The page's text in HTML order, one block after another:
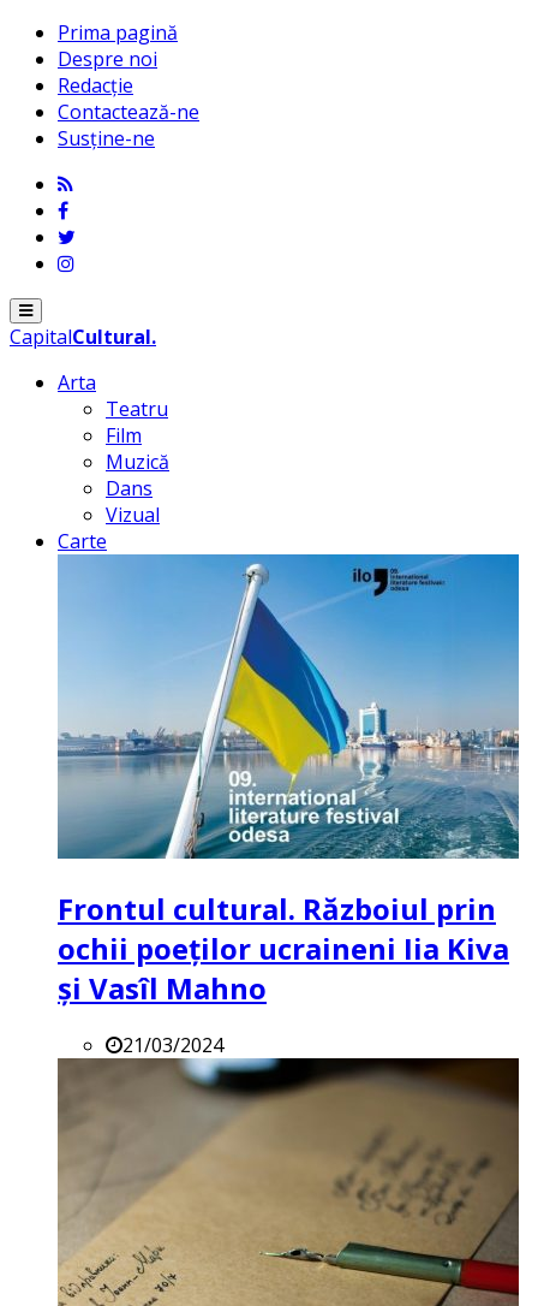
Prima pagină
Despre noi
Redacție
Contactează-ne
Susține-ne
Menu
CapitalCultural.
Arta
Teatru
Film
Muzică
Dans
Vizual
Carte
Frontul cultural. Războiul prin
ochii poeților ucraineni Iia Kiva
și Vasîl Mahno
21/03/2024